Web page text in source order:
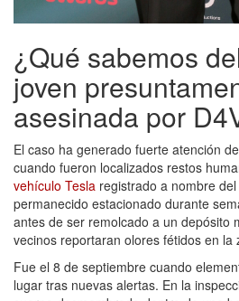
¿Qué sabemos
joven
asesinada por
El caso ha generado fuerte atención
cuando fueron localizados restos
vehículo Tesla registrado a nombre
permanecido estacionado durante
antes de ser remolcado a un depósito
vecinos reportaran olores fétidos en la
Fue el 8 de septiembre cuando
lugar tras nuevas alertas. En la